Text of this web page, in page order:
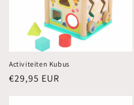
Activiteiten Kubus
Normale
€29,95 EUR